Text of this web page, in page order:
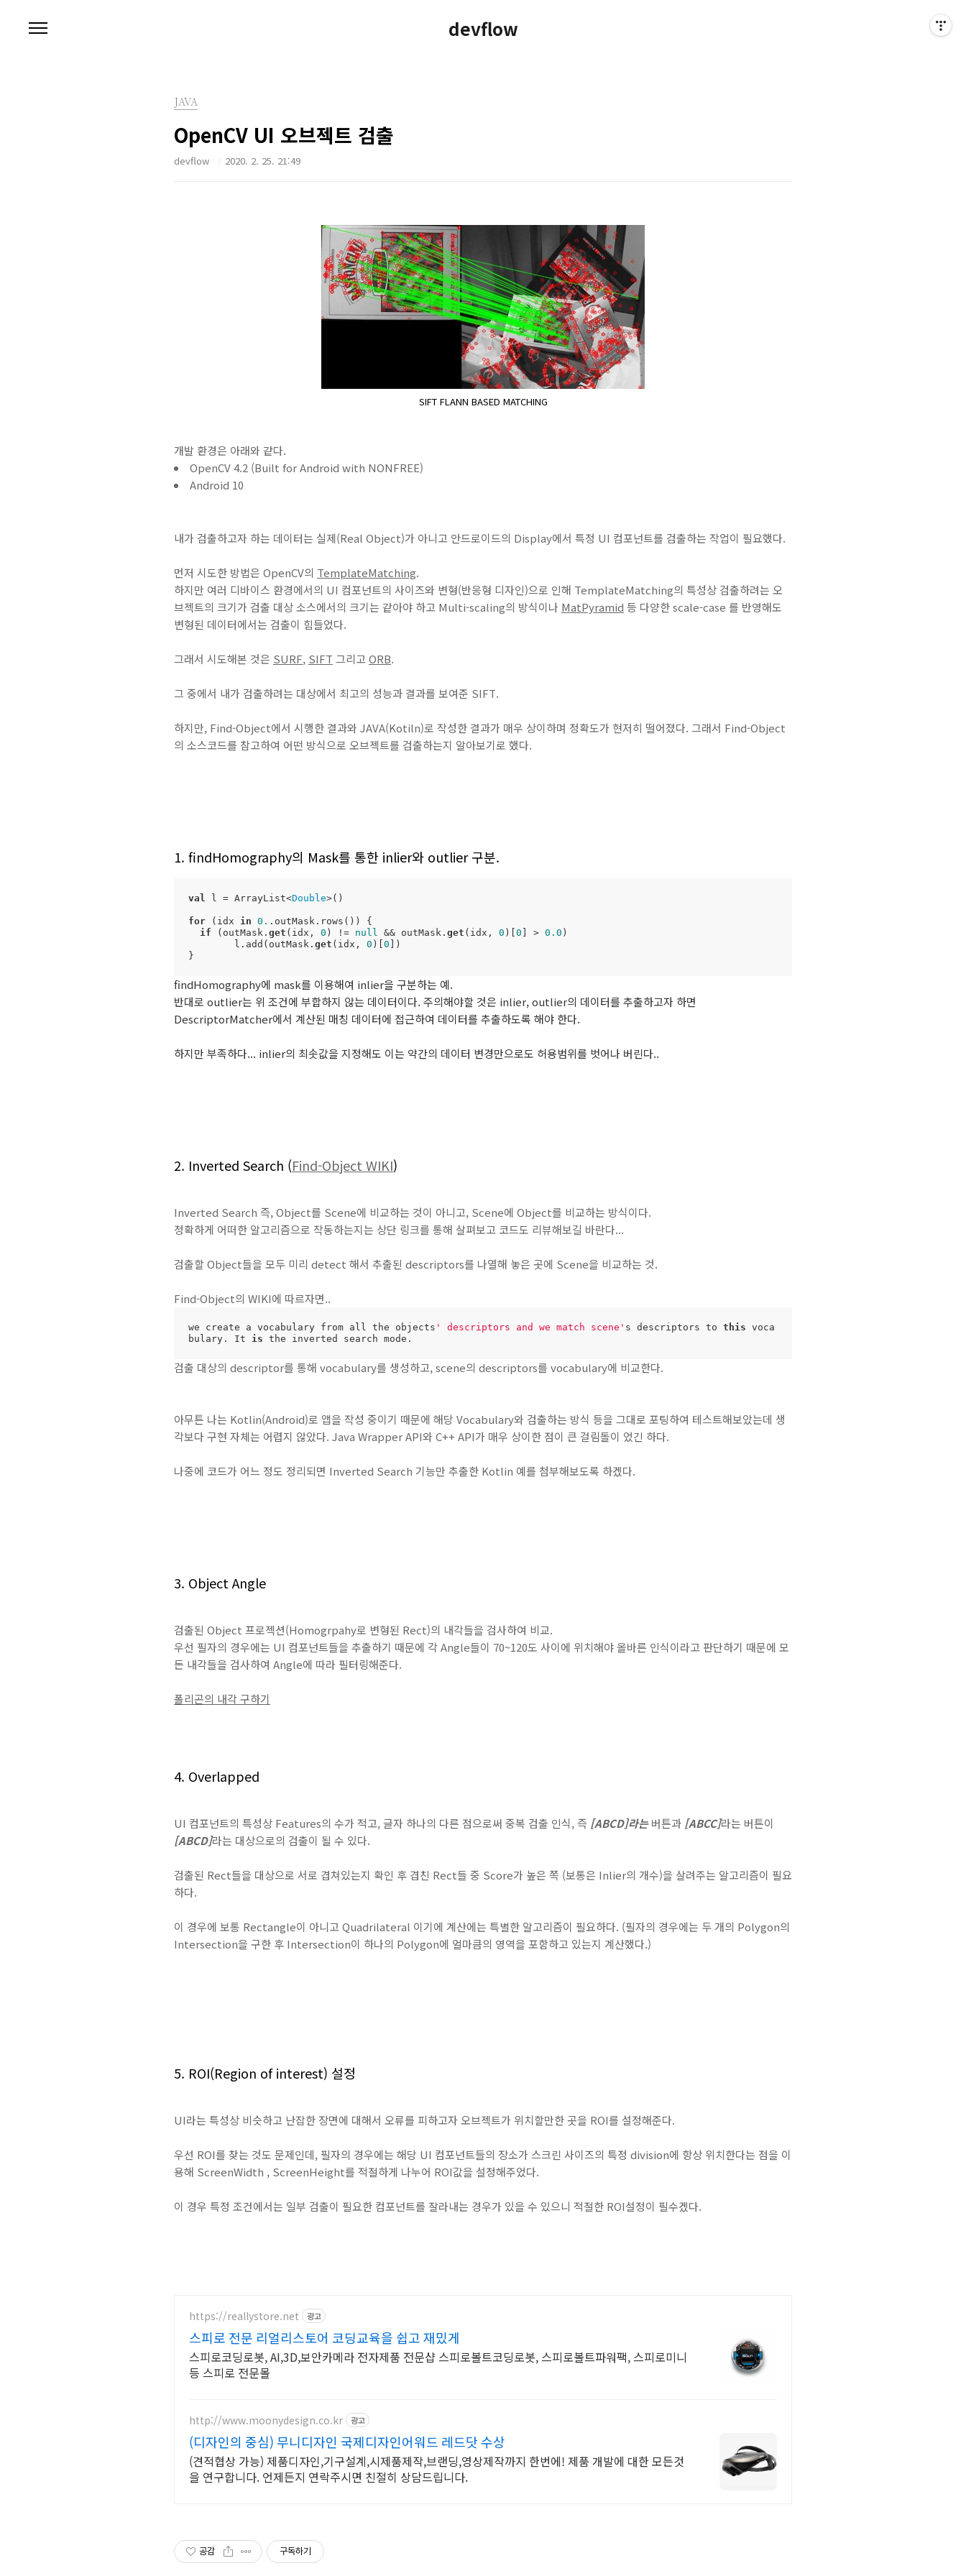
devflow
JAVA
OpenCV UI 오브젝트 검출
devflow 2020. 2. 25. 21:49
SIFT FLANN BASED MATCHING
개발 환경은 아래와 같다.
OpenCV 4.2 (Built for Android with NONFREE)
Android 10
내가 검출하고자 하는 데이터는 실제(Real Object)가 아니고 안드로이드의 Display에서 특정 UI 컴포넌트를 검출하는 작업이 필요했다.
먼저 시도한 방법은 OpenCV의 TemplateMatching.
하지만 여러 디바이스 환경에서의 UI 컴포넌트의 사이즈와 변형(반응형 디자인)으로 인해 TemplateMatching의 특성상 검출하려는 오
브젝트의 크기가 검출 대상 소스에서의 크기는 같아야 하고 Multi-scaling의 방식이나 MatPyramid 등 다양한 scale-case 를 반영해도
변형된 데이터에서는 검출이 힘들었다.
그래서 시도해본 것은 SURF, SIFT 그리고ORB.
그 중에서 내가 검출하려는 대상에서 최고의 성능과 결과를 보여준 SIFT.
하지만, Find-Object에서 시행한 결과와 JAVA(Kotiln)로 작성한 결과가 매우 상이하며 정확도가 현저히 떨어졌다. 그래서 Find-Object
의 소스코드를 참고하여 어떤 방식으로 오브젝트를 검출하는지 알아보기로 했다.
1. findHomography의 Mask를 통한 inlier와 outlier 구분.
val l = ArrayList<Double>()
for (idx in 0. .outMask.rows()) {
if (outMask. get (idx, 0 ) != null && outMask. get (idx, 0 )[ 0 ] > 0.0 )
  	l.add(outMask.
get (idx, 0 )[ 0 ])
}
findHomography에 mask를 이용해여 inlier을 구분하는 예.
반대로 outlier는 위 조건에 부합하지 않는 데이터이다. 주의해야할 것은 inlier, outlier의 데이터를 추출하고자 하면
DescriptorMatcher에서 계산된 매칭 데이터에 접근하여 데이터를 추출하도록 해야 한다.
하지만 부족하다... inlier의 최솟값을 지정해도 이는 약간의 데이터 변경만으로도 허용범위를 벗어나 버린다..
2. Inverted Search (Find-Object WIKI)
Inverted Search 즉, Object를 Scene에 비교하는 것이 아니고, Scene에 Object를 비교하는 방식이다.
정확하게 어떠한 알고리즘으로 작동하는지는 상단 링크를 통해 살펴보고 코드도 리뷰해보길 바란다...
검출할 Object들을 모두 미리 detect 해서 추출된 descriptors를 나열해 놓은 곳에 Scene을 비교하는 것.
Find-Object의 WIKI에 따르자면..
we create a vocabulary from all the objects ' descriptors and we match scene' s descriptors to this voca
bulary. It is the inverted search mode.
검출 대상의 descriptor를 통해 vocabulary를 생성하고, scene의 descriptors를 vocabulary에 비교한다.
아무튼 나는 Kotlin(Android)로 앱을 작성 중이기 때문에 해당 Vocabulary와 검출하는 방식 등을 그대로 포팅하여 테스트해보았는데 생
각보다 구현 자체는 어렵지 않았다. Java Wrapper API와 C++ API가 매우 상이한 점이 큰 걸림돌이 었긴 하다.
나중에 코드가 어느 정도 정리되면 Inverted Search 기능만 추출한 Kotlin 예를 첨부해보도록 하겠다.
3. Object Angle
검출된 Object 프로젝션(Homogrpahy로 변형된 Rect)의 내각들을 검사하여 비교.
우선 필자의 경우에는 UI 컴포넌트들을 추출하기 때문에 각 Angle들이 70~120도 사이에 위치해야 올바른 인식이라고 판단하기 때문에 모
든 내각들을 검사하여 Angle에 따라 필터링해준다.
폴리곤의 내각 구하기
4. Overlapped
UI 컴포넌트의 특성상 Features의 수가 적고, 글자 하나의 다른 점으로써 중복 검출 인식, 즉 [ABCD]라는버튼과 [ABCC]라는 버튼이
[ABCD]라는 대상으로의 검출이 될 수 있다.
검출된 Rect들을 대상으로 서로 겹쳐있는지 확인 후 겹친 Rect들 중 Score가 높은 쪽 (보통은 Inlier의 개수)을 살려주는 알고리즘이 필요
하다.
이 경우에 보통 Rectangle이 아니고 Quadrilateral 이기에 계산에는 특별한 알고리즘이 필요하다. (필자의 경우에는 두 개의 Polygon의
Intersection을 구한 후 Intersection이 하나의 Polygon에 얼마큼의 영역을 포함하고 있는지 계산했다.)
5. ROI(Region of interest) 설정
UI라는 특성상 비슷하고 난잡한 장면에 대해서 오류를 피하고자 오브젝트가 위치할만한 곳을 ROI를 설정해준다.
우선 ROI를 찾는 것도 문제인데, 필자의 경우에는 해당 UI 컴포넌트들의 장소가 스크린 사이즈의 특정 division에 항상 위치한다는 점을 이
용해 ScreenWidth , ScreenHeight를 적절하게 나누어 ROI값을 설정해주었다.
이 경우 특정 조건에서는 일부 검출이 필요한 컴포넌트를 잘라내는 경우가 있을 수 있으니 적절한 ROI설정이 필수겠다.
https://reallystore.net 광고
스피로 전문 리얼리스토어 코딩교육을 쉽고 재밌게
스피로코딩로봇, AI,3D,보안카메라 전자제품 전문샵 스피로볼트코딩로봇, 스피로볼트파워팩, 스피로미니
등 스피로 전문몰
http://www.moonydesign.co.kr 광고
(디자인의 중심) 무니디자인 국제디자인어워드 레드닷 수상
(견적협상 가능) 제품디자인,기구설계,시제품제작,브랜딩,영상제작까지 한번에! 제품 개발에 대한 모든것
을 연구합니다. 언제든지 연락주시면 친절히 상담드립니다.
공감 구독하기